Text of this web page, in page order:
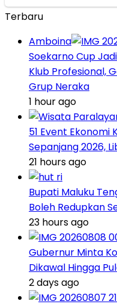
Terbaru
Amboina
Soekarno Cup
Klub Profesional,
Grup Neraka
1 hour ago
51 Event
Sepanjang 2026,
21 hours ago
Bupati Maluku
Boleh Redupkan
23 hours ago
Gubernur Minta
Dikawal Hingga
2 days ago